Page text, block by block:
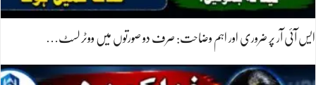
ایس آئی آر پر ضروری اور اہم وضاحت: صرف دو صورتوں میں ووٹر لسٹ…